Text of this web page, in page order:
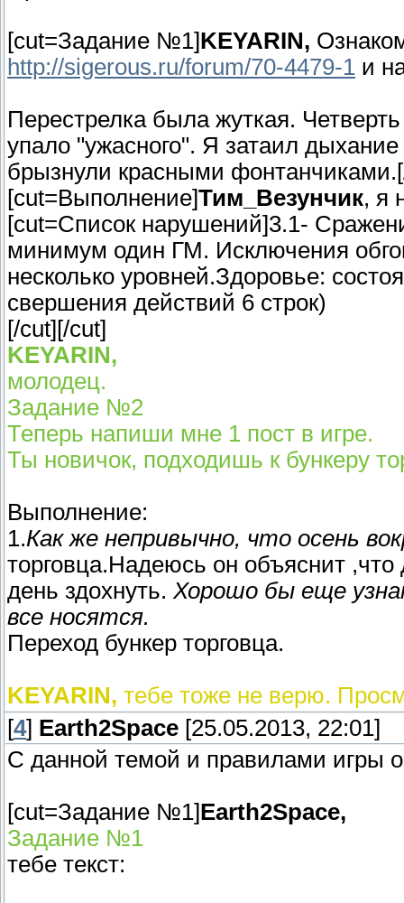
[cut=Задание №1]KEYARIN,
http://sigerous.ru/forum/70-4479-1 и
Перестрелка была жуткая.
упало "ужасного". Я затаил
брызнули красными
[cut=Выполнение]Тим_Везунчик, я
[cut=Список нарушений]3.1-
минимум один ГМ. Исключения
несколько уровней.Здоровье:
свершения действий 6 строк)
[/cut][/cut]
KEYARIN,
молодец.
Задание №2
Теперь напиши мне 1 пост в игре.
Ты новичок, подходишь к бункеру
Выполнение:
1.Как же непривычно, что осень
торговца.Надеюсь он объяснит
день здохнуть. Хорошо бы еще
все носятся.
Переход бункер торговца.
KEYARIN, тебе тоже не верю.
[4] Earth2Space [25.05.2013, 22:01]
С данной темой и правилами игры
[cut=Задание №1]Earth2Space,
Задание №1
тебе текст: